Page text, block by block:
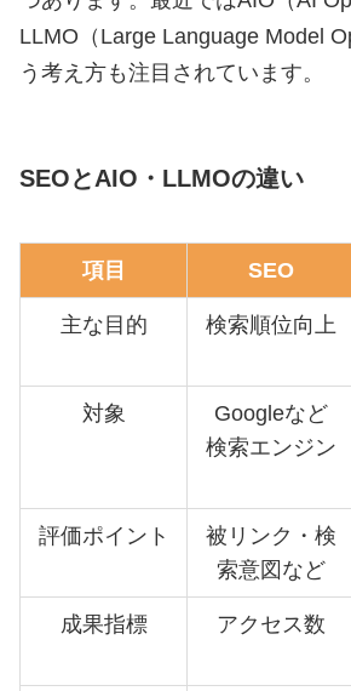
LLMO（Large Language Model
う考え方も注目されています。
SEOとAIO・LLMOの違い
項目 SEO
主な目的 検索順位向上
対象
Googleなど
検索エンジン
評価ポイント
被リンク・検
索意図など
成果指標 アクセス数